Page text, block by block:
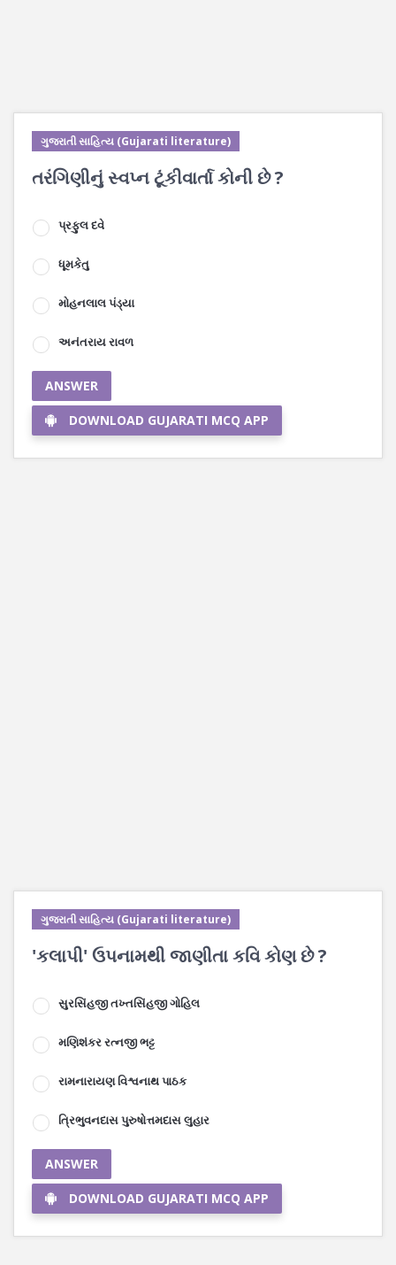
ગુજરાતી સાહિત્ય (Gujarati literature)
તરંગિણીનું સ્વપ્ન ટૂંકીવાર્તા કોની છે ?
પ્રફુલ દવે
ધૂમકેતુ
મોહનલાલ પંડ્યા
અનંતરાય રાવળ
ANSWER
DOWNLOAD GUJARATI MCQ APP
ગુજરાતી સાહિત્ય (Gujarati literature)
'કલાપી' ઉપનામથી જાણીતા કવિ કોણ છે ?
સુરસિંહજી તખ્તસિંહજી ગોહિલ
મણિશંકર રત્નજી ભટ્ટ
રામનારાયણ વિશ્વનાથ પાઠક
ત્રિભુવનદાસ પુરુષોત્તમદાસ લુહાર
ANSWER
DOWNLOAD GUJARATI MCQ APP